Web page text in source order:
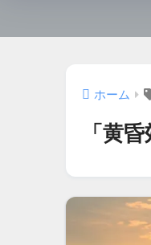
ホーム
「黄